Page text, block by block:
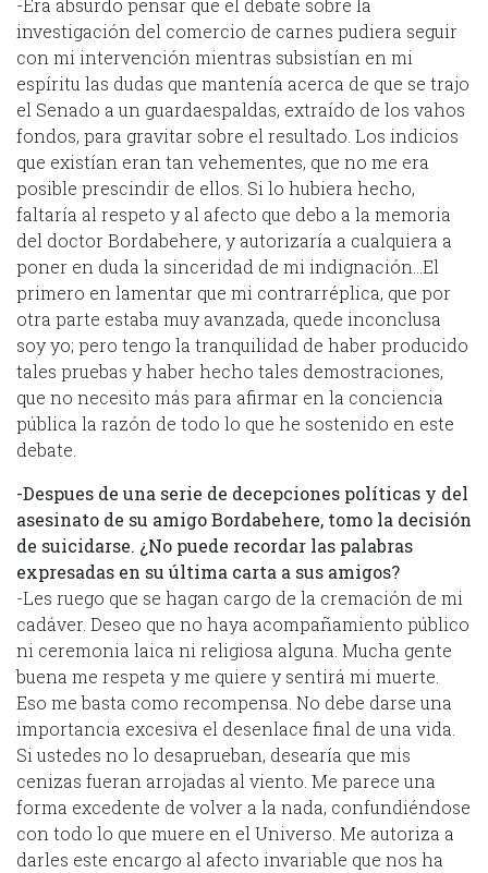
-Era absurdo pensar que el debate sobre la
investigación del comercio de carnes pudiera seguir
con mi intervención mientras subsistían en mi
espíritu las dudas que mantenía acerca de que se trajo
el Senado a un guardaespaldas, extraído de los vahos
fondos, para gravitar sobre el resultado. Los indicios
que existían eran tan vehementes, que no me era
posible prescindir de ellos. Si lo hubiera hecho,
faltaría al respeto y al afecto que debo a la memoria
del doctor Bordabehere, y autorizaría a cualquiera a
poner en duda la sinceridad de mi indignación…El
primero en lamentar que mi contrarréplica, que por
otra parte estaba muy avanzada, quede inconclusa
soy yo; pero tengo la tranquilidad de haber producido
tales pruebas y haber hecho tales demostraciones,
que no necesito más para afirmar en la conciencia
pública la razón de todo lo que he sostenido en este
debate.
-Despues de una serie de decepciones políticas y del
asesinato de su amigo Bordabehere, tomo la decisión
de suicidarse. ¿No puede recordar las palabras
expresadas en su última carta a sus amigos?
-Les ruego que se hagan cargo de la cremación de mi
cadáver. Deseo que no haya acompañamiento público
ni ceremonia laica ni religiosa alguna. Mucha gente
buena me respeta y me quiere y sentirá mi muerte.
Eso me basta como recompensa. No debe darse una
importancia excesiva el desenlace final de una vida.
Si ustedes no lo desaprueban, desearía que mis
cenizas fueran arrojadas al viento. Me parece una
forma excedente de volver a la nada, confundiéndose
con todo lo que muere en el Universo. Me autoriza a
darles este encargo al afecto invariable que nos ha